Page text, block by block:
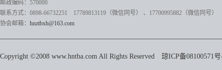
邮政编码：570000
联系方式：0898-66732251 17789813119（微信同号）
、17700995882 （微信同号）
协会邮箱： hnztbxh@163.com
Copyright ©2008 www.hntba.com All Rights Reserved 琼ICP备08100571